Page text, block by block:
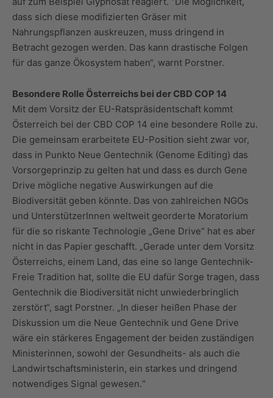
dass sich diese modifizierten Gräser mit
Nahrungspflanzen auskreuzen, muss dringend in
Betracht gezogen werden. Das kann drastische Folgen
für das ganze Ökosystem haben“, warnt Porstner.
Besondere Rolle Österreichs bei der CBD COP 14
Mit dem Vorsitz der EU-Ratspräsidentschaft kommt
Österreich bei der CBD COP 14 eine besondere Rolle zu.
Die gemeinsam erarbeitete EU-Position sieht zwar vor,
dass in Punkto Neue Gentechnik (Genome Editing) das
Vorsorgeprinzip zu gelten hat und dass es durch Gene
Drive mögliche negative Auswirkungen auf die
Biodiversität geben könnte. Das von zahlreichen NGOs
und UnterstützerInnen weltweit georderte Moratorium
für die so riskante Technologie „Gene Drive“ hat es aber
nicht in das Papier geschafft. „Gerade unter dem Vorsitz
Österreichs, einem Land, das eine so lange Gentechnik-
Freie Tradition hat, sollte die EU dafür Sorge tragen, dass
Gentechnik die Biodiversität nicht unwiederbringlich
zerstört“, sagt Porstner. „In dieser heißen Phase der
Diskussion um die Neue Gentechnik und Gene Drive
wäre ein stärkeres Engagement der beiden zuständigen
Ministerinnen, sowohl der Gesundheits- als auch die
Landwirtschaftsministerin, ein starkes und dringend
notwendiges Signal gewesen.“